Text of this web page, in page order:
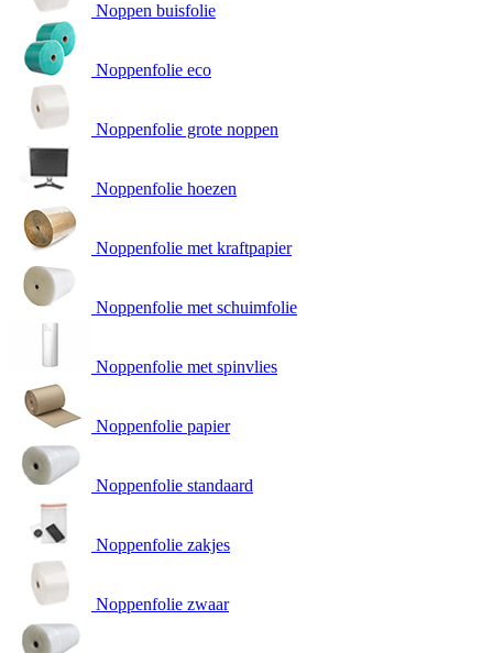
Noppen buisfolie
Noppenfolie eco
Noppenfolie grote noppen
Noppenfolie hoezen
Noppenfolie met kraftpapier
Noppenfolie met schuimfolie
Noppenfolie met spinvlies
Noppenfolie papier
Noppenfolie standaard
Noppenfolie zakjes
Noppenfolie zwaar